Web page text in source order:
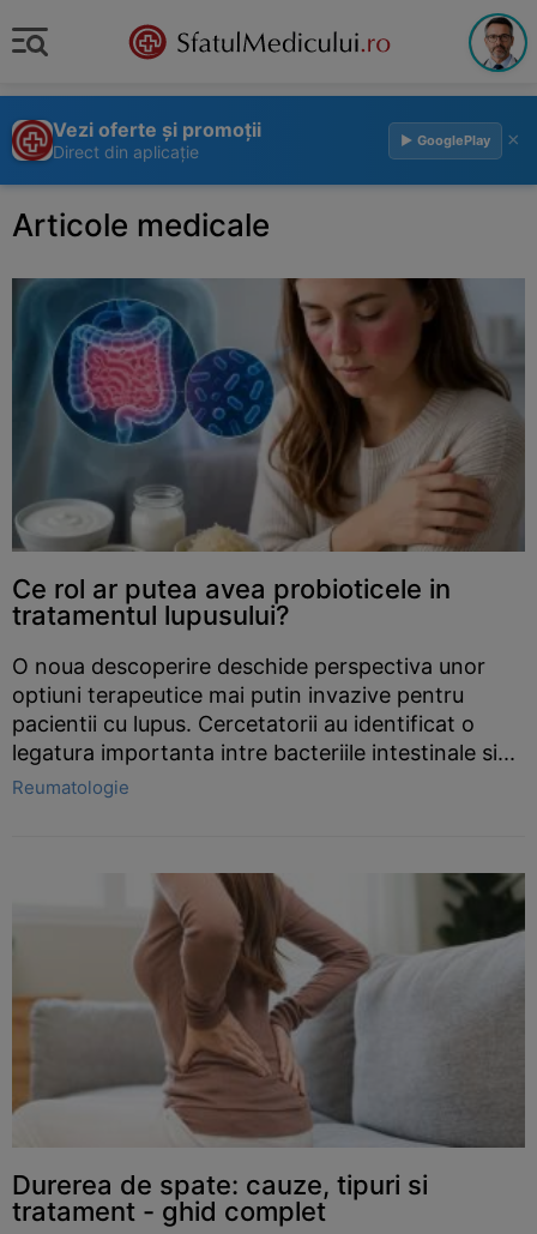
Vezi oferte și promoții
Direct din aplicație
▶ GooglePlay ×
Articole medicale
Ce rol ar putea avea probioticele in
tratamentul lupusului?
O noua descoperire deschide perspectiva unor
optiuni terapeutice mai putin invazive pentru
pacientii cu lupus. Cercetatorii au identificat o
legatura importanta intre bacteriile intestinale si...
Reumatologie
Durerea de spate: cauze, tipuri si
tratament - ghid complet